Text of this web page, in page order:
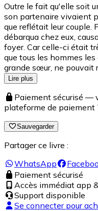
Outre le fait qu'elle soit
son partenaire vivaient
que reflétait leur couple.
débarqua chez eux,
foyer. Car celle-ci était
que tous les hommes
grande sœur, ne pouvait
Lire plus
Paiement sécurisé —
plateforme de paiement
Sauvegarder
Partager ce livre :
WhatsApp
Paiement sécurisé
Accès immédiat app
Support disponible
Se connecter pour